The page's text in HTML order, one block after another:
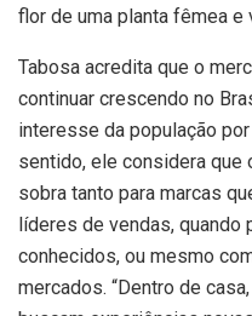
flor de uma planta fêmea e
Tabosa acredita que o
continuar crescendo no
interesse da população
sentido, ele considera que
sobra tanto para marcas
líderes de vendas, quando
conhecidos, ou mesmo
mercados. “Dentro de